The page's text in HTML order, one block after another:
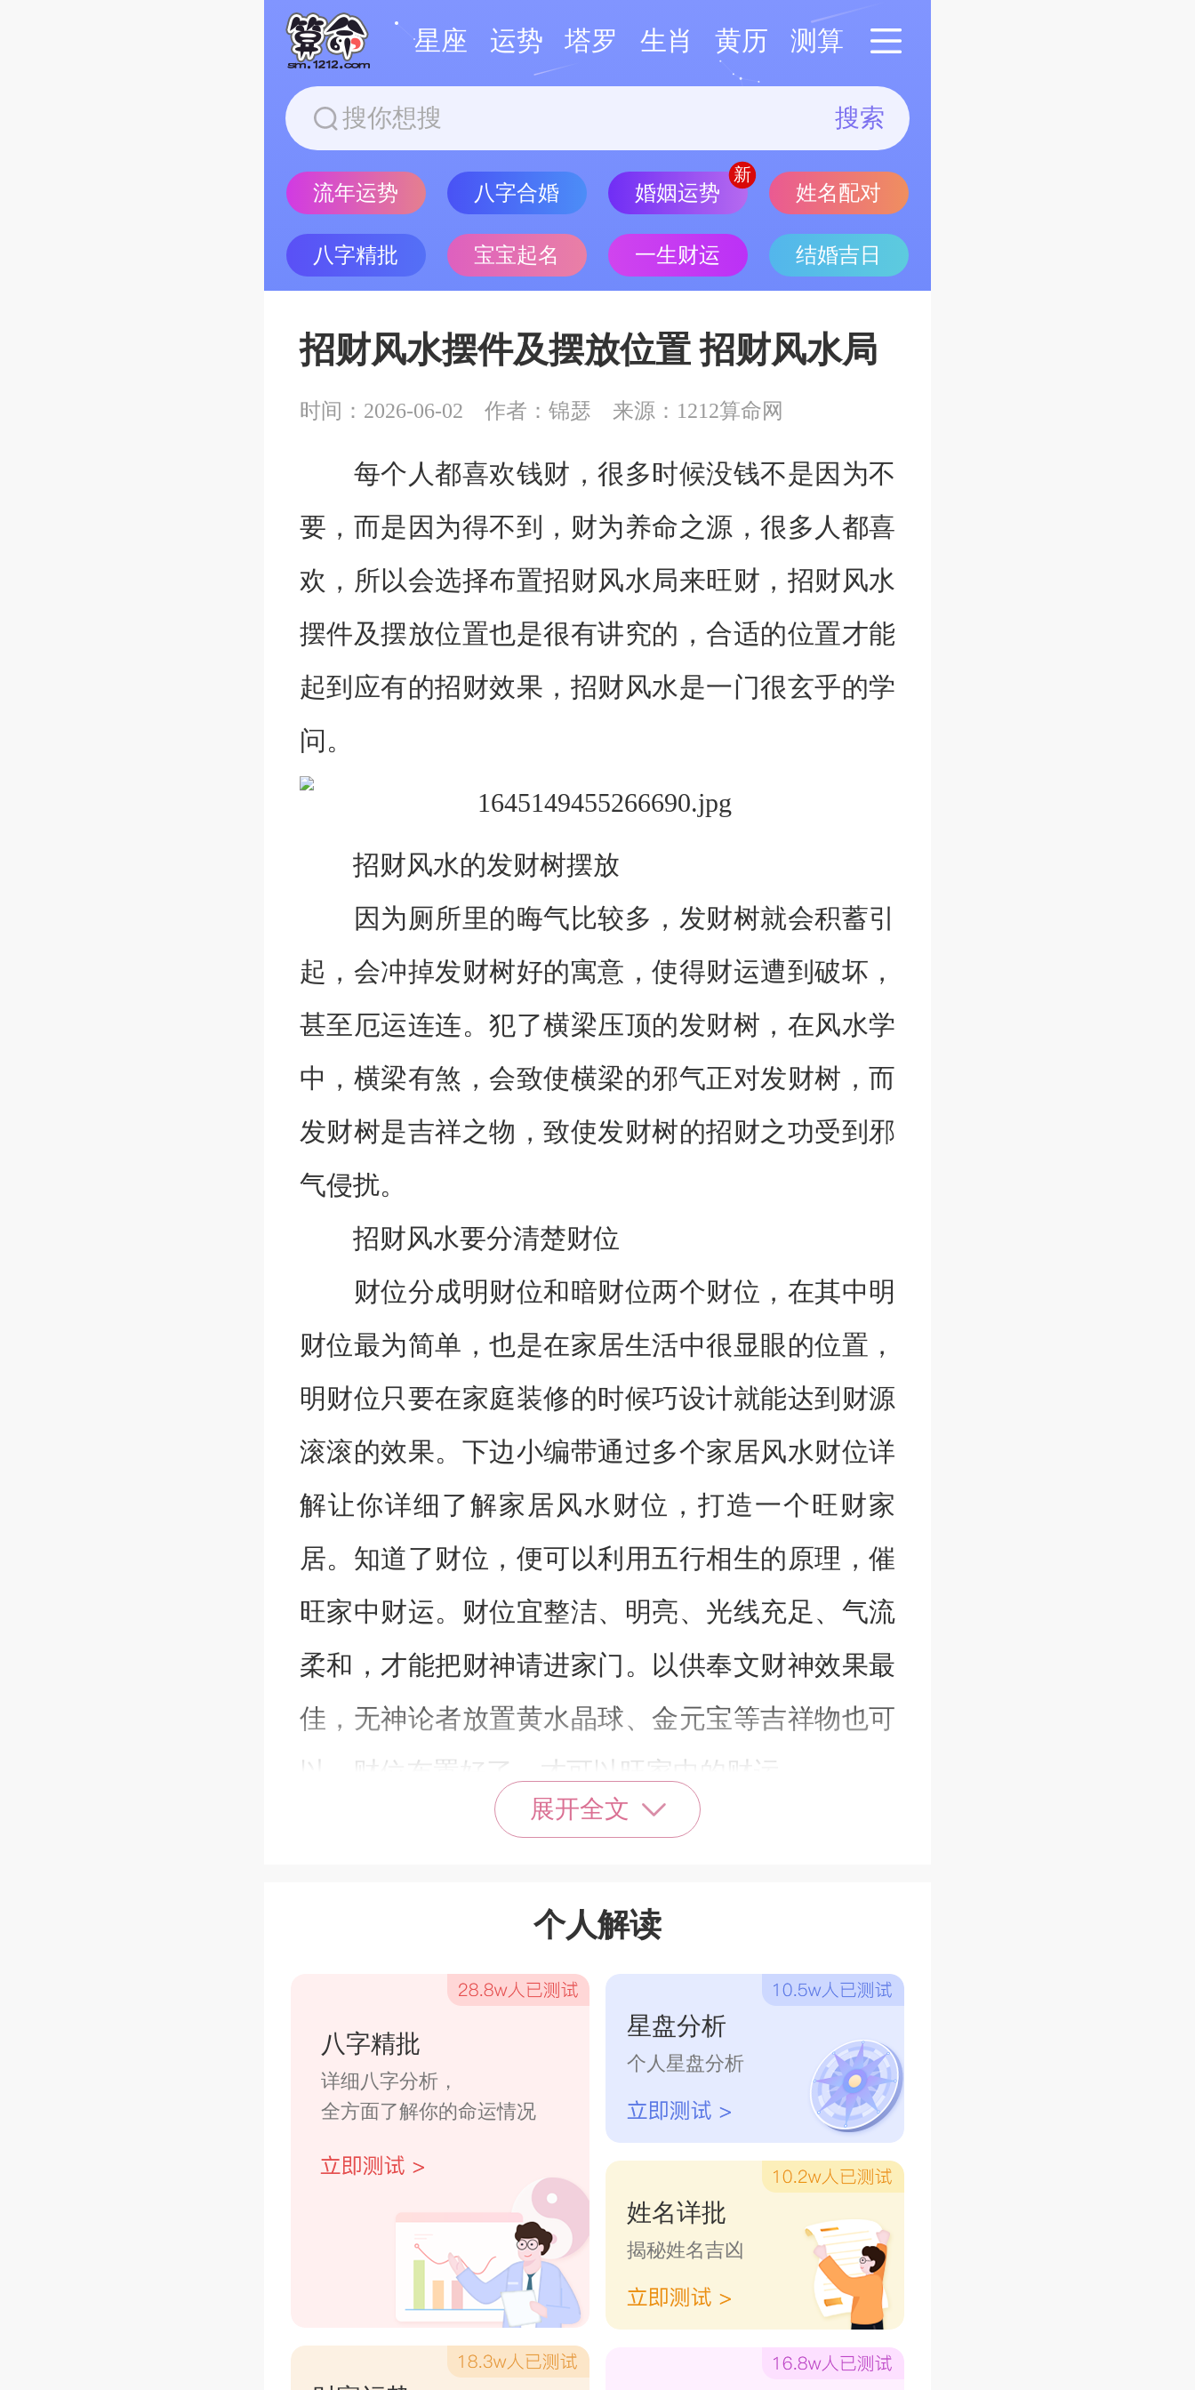
星座 运势 塔罗 生肖 黄历 测算
搜索
流年运势 八字合婚 婚姻运势 姓名配对
八字精批 宝宝起名 一生财运 结婚吉日
招财风水摆件及摆放位置 招财风水局
时间：2026-06-02 作者：锦瑟 来源：1212算命网
每个人都喜欢钱财，很多时候没钱不是因为不
要，而是因为得不到，财为养命之源，很多人都喜
欢，所以会选择布置招财风水局来旺财，招财风水
摆件及摆放位置也是很有讲究的，合适的位置才能
起到应有的招财效果，招财风水是一门很玄乎的学
问。
招财风水的发财树摆放
因为厕所里的晦气比较多，发财树就会积蓄引
起，会冲掉发财树好的寓意，使得财运遭到破坏，
甚至厄运连连。犯了横梁压顶的发财树，在风水学
中，横梁有煞，会致使横梁的邪气正对发财树，而
发财树是吉祥之物，致使发财树的招财之功受到邪
气侵扰。
招财风水要分清楚财位
财位分成明财位和暗财位两个财位，在其中明
财位最为简单，也是在家居生活中很显眼的位置，
明财位只要在家庭装修的时候巧设计就能达到财源
滚滚的效果。下边小编带通过多个家居风水财位详
解让你详细了解家居风水财位，打造一个旺财家
居。知道了财位，便可以利用五行相生的原理，催
旺家中财运。财位宜整洁、明亮、光线充足、气流
柔和，才能把财神请进家门。以供奉文财神效果最
佳，无神论者放置黄水晶球、金元宝等吉祥物也可
以。财位布置好了，才可以旺家中的财运。
招财风水养鱼要细致
厄、趋吉避凶的好处。而且锦鲤这种鱼也不错，在
风水学上锦鲤也被成为“招财旺福鱼”。养七彩神仙
鱼对风水的改造也很全面，在财运及事业方面有招
财进宝的功效。在中国的文化中，三、六、七、九
等都是有着非常多的风水说法的数字，就像是三就
有代表着天地人三才的说法，六六大顺，七也可以
跟北斗七星，九就更不得了了，九九归一、九为极
等等，因此这个风水鱼养几条这个便可以根据这个
展开全文
个人解读
八字精批
详细八字分析，
全方面了解你的命运情况
星盘分析
个人星盘分析
姓名详批
揭秘姓名吉凶